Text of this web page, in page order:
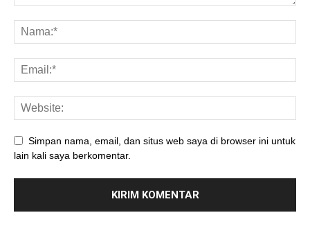
Simpan nama, email, dan situs web saya di browser ini untuk
lain kali saya berkomentar.